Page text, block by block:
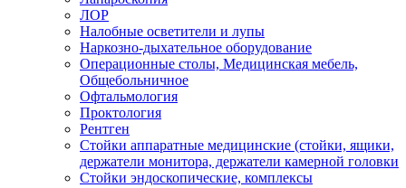
ЛОР
Налобные осветители и лупы
Наркозно-дыхательное оборудование
Операционные столы, Медицинская мебель,
Общебольничное
Офтальмология
Проктология
Рентген
Стойки аппаратные медицинские (стойки, ящики,
держатели монитора, держатели камерной головки
Стойки эндоскопические, комплексы